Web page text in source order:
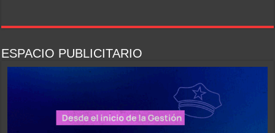
ESPACIO PUBLICITARIO